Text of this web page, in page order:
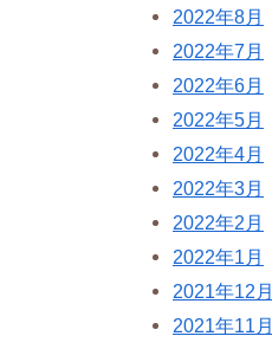
2022年8月
2022年7月
2022年6月
2022年5月
2022年4月
2022年3月
2022年2月
2022年1月
2021年12月
2021年11月